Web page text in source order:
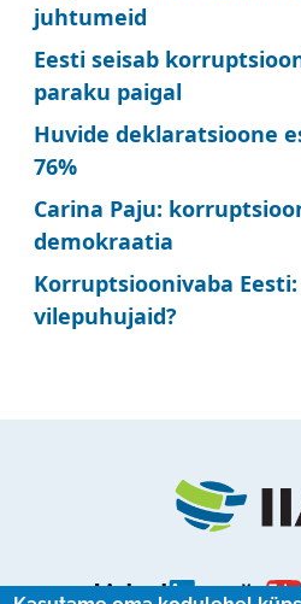
juhtumeid
Eesti seisab
paraku paigal
Huvide deklaratsioone
76%
Carina Paju:
demokraatia
Korruptsioonivaba
vilepuhujaid?